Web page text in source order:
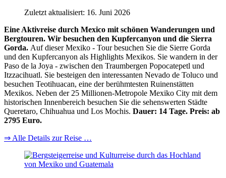
Zuletzt aktualisiert: 16. Juni 2026
Eine Aktivreise durch Mexico mit schönen Wanderungen und
Bergtouren. Wir besuchen den Kupfercanyon und die Sierra
Gorda. Auf dieser Mexiko - Tour besuchen Sie die Sierre Gorda
und den Kupfercanyon als Highlights Mexikos. Sie wandern in der
Paso de la Joya - zwischen den Traumbergen Popocatepetl und
Itzzacihuatl. Sie besteigen den interessanten Nevado de Toluco und
besuchen Teotihuacan, eine der berühmtesten Ruinenstätten
Mexikos. Neben der 25 Millionen-Metropole Mexiko City mit dem
historischen Innenbereich besuchen Sie die sehenswerten Städte
Queretaro, Chihuahua und Los Mochis. Dauer: 14 Tage. Preis: ab
2795 Euro.
⇒ Alle Details zur Reise …